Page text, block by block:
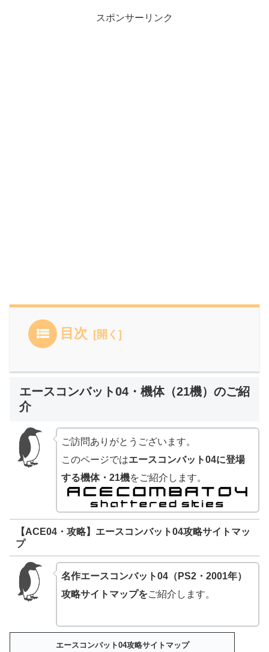
スポンサーリンク
目次
エースコンバット04・機体（21機）のご紹
介
ご訪問ありがとうございます。
このページではエースコンバット04に登場
する機体・21機をご紹介します。
【ACE04・攻略】エースコンバット04攻略サイトマッ
プ
名作エースコンバット04（PS2・2001年）
攻略サイトマップをご紹介します。
エースコンバット04攻略サイトマップ